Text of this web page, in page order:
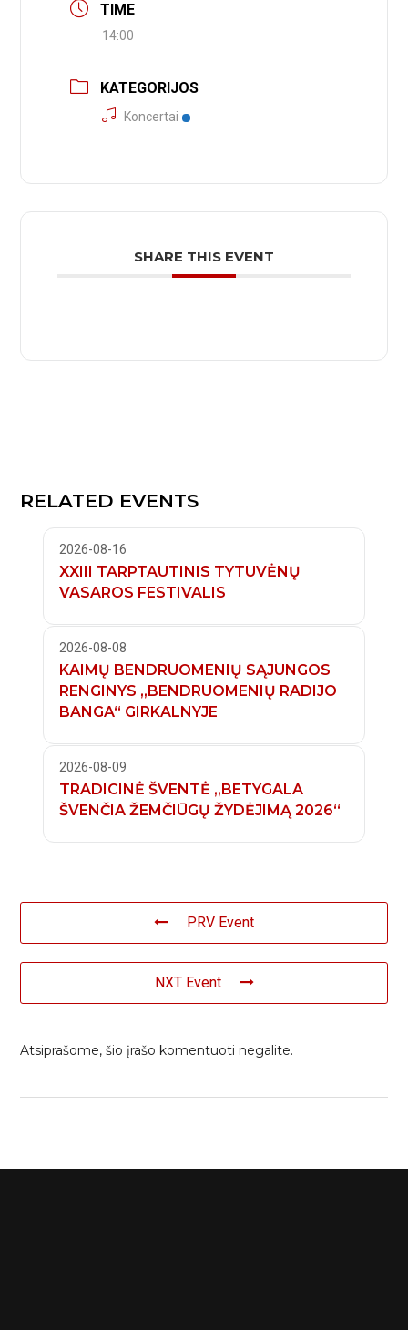
TIME
14:00
KATEGORIJOS
Koncertai
SHARE THIS EVENT
RELATED EVENTS
2026-08-16
XXIII TARPTAUTINIS TYTUVĖNŲ
VASAROS FESTIVALIS
2026-08-08
KAIMŲ BENDRUOMENIŲ SĄJUNGOS
RENGINYS „BENDRUOMENIŲ RADIJO
BANGA“ GIRKALNYJE
2026-08-09
TRADICINĖ ŠVENTĖ „BETYGALA
ŠVENČIA ŽEMČIŪGŲ ŽYDĖJIMĄ 2026“
PRV Event
NXT Event
Atsiprašome, šio įrašo komentuoti negalite.